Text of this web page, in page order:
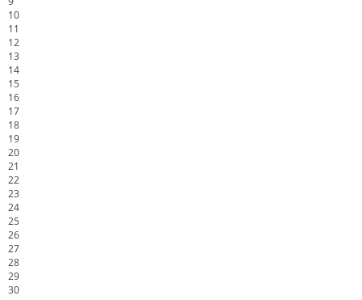
10
11
12
13
14
15
16
17
18
19
20
21
22
23
24
25
26
27
28
29
30